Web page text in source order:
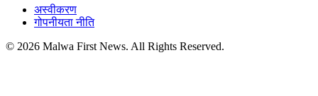
अस्वीकरण
गोपनीयता नीति
© 2026 Malwa First News. All Rights Reserved.